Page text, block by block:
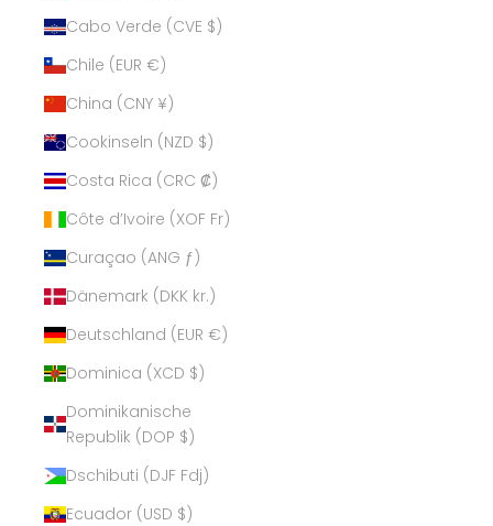
Cabo Verde (CVE $)
Chile (EUR €)
China (CNY ¥)
Cookinseln (NZD $)
Costa Rica (CRC ₡)
Côte d’Ivoire (XOF Fr)
Curaçao (ANG ƒ)
Dänemark (DKK kr.)
Deutschland (EUR €)
Dominica (XCD $)
Dominikanische
Republik (DOP $)
Dschibuti (DJF Fdj)
Ecuador (USD $)